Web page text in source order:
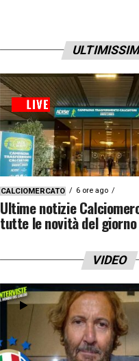
CALCIOMERCATO 6 ore ago
Ultime notizie
tutte le novità del giorno
VIDEO